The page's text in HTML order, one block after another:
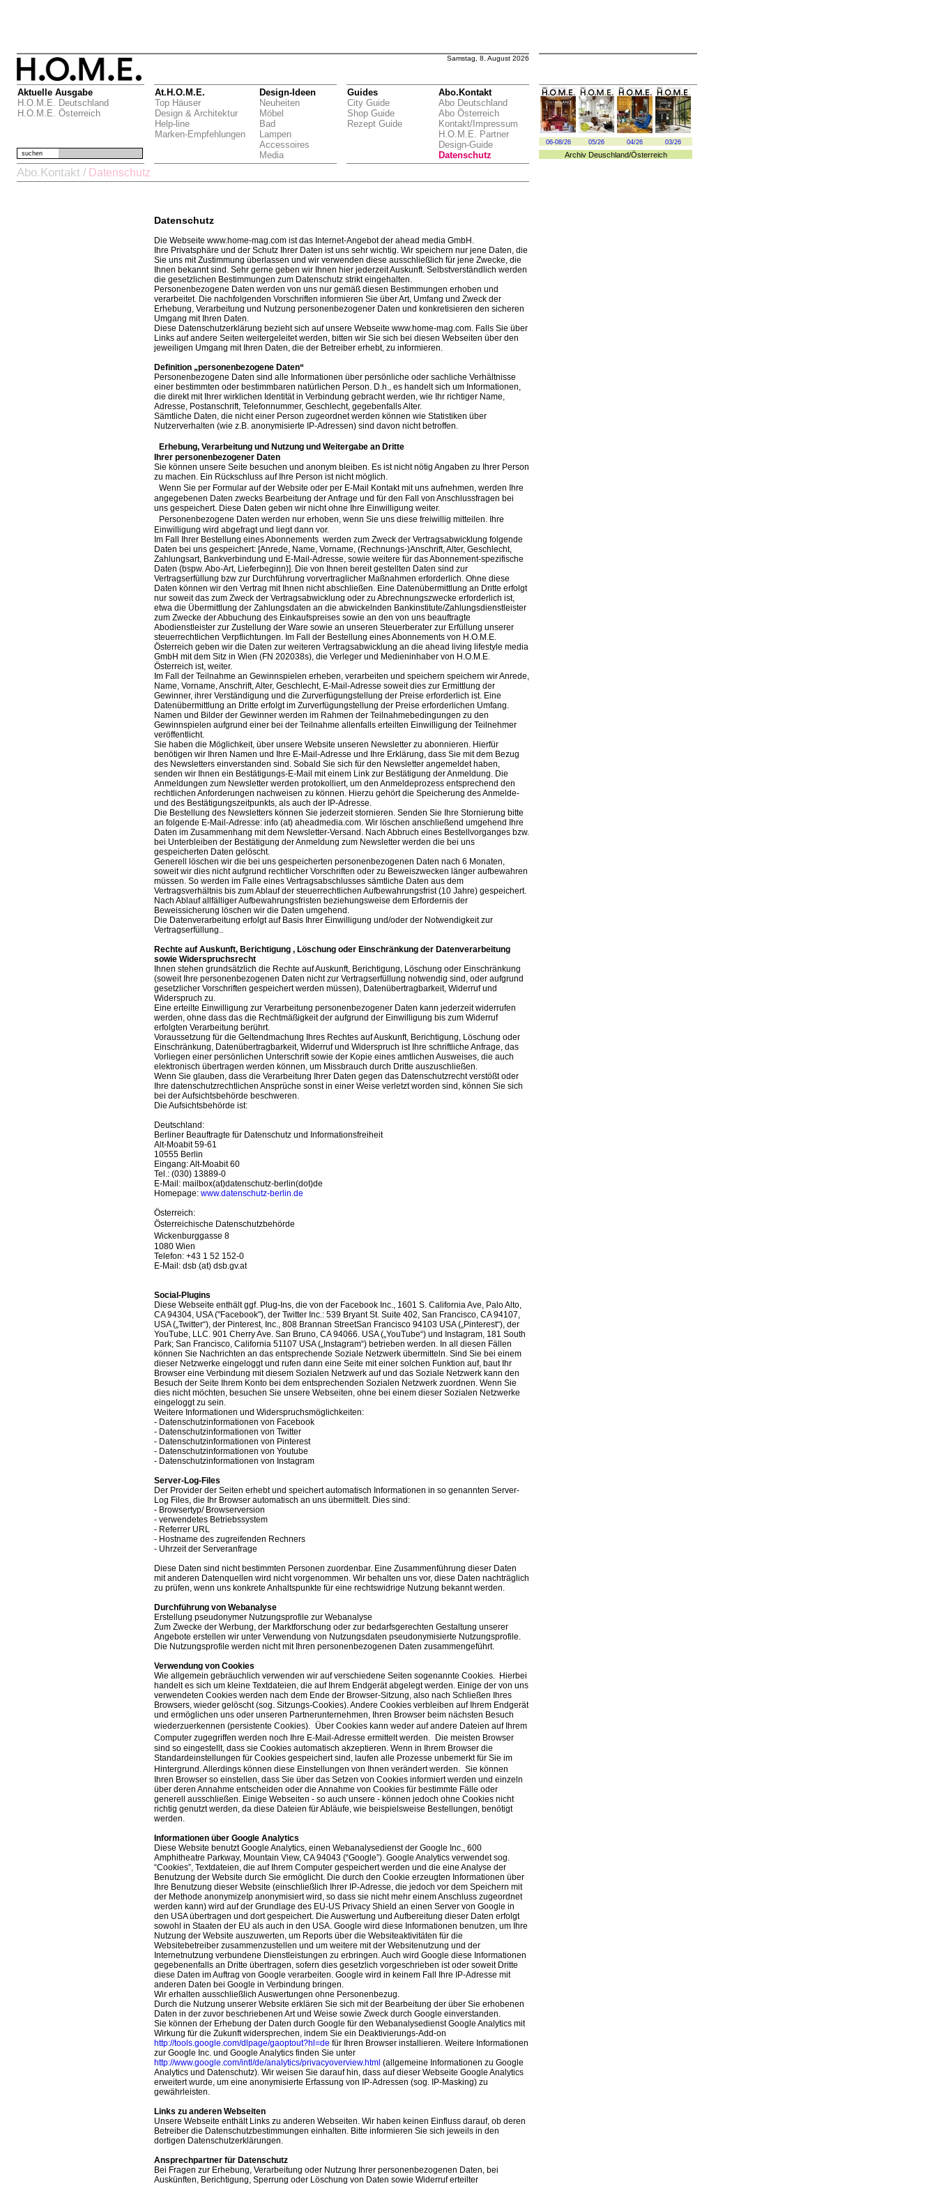
Samstag, 8. August 2026
Aktuelle Ausgabe
H.O.M.E. Deutschland
H.O.M.E. Österreich
At.H.O.M.E.
Top Häuser
Design & Architektur
Help-line
Marken-Empfehlungen
Design-Ideen
Neuheiten
Möbel
Bad
Lampen
Accessoires
Media
Guides
City Guide
Shop Guide
Rezept Guide
Abo.Kontakt
Abo Deutschland
Abo Österreich
Kontakt/Impressum
H.O.M.E. Partner
Design-Guide
Datenschutz
06-08/26 05/26 04/26 03/26
Archiv Deuschland/Österreich
suchen
Abo.Kontakt / Datenschutz
Datenschutz
Die Webseite www.home-mag.com ist das Internet-Angebot der ahead media GmbH.
Ihre Privatsphäre und der Schutz Ihrer Daten ist uns sehr wichtig. Wir speichern nur jene Daten, die
Sie uns mit Zustimmung überlassen und wir verwenden diese ausschließlich für jene Zwecke, die
Ihnen bekannt sind. Sehr gerne geben wir Ihnen hier jederzeit Auskunft. Selbstverständlich werden
die gesetzlichen Bestimmungen zum Datenschutz strikt eingehalten.
Personenbezogene Daten werden von uns nur gemäß diesen Bestimmungen erhoben und
verarbeitet. Die nachfolgenden Vorschriften informieren Sie über Art, Umfang und Zweck der
Erhebung, Verarbeitung und Nutzung personenbezogener Daten und konkretisieren den sicheren
Umgang mit Ihren Daten.
Diese Datenschutzerklärung bezieht sich auf unsere Webseite www.home-mag.com. Falls Sie über
Links auf andere Seiten weitergeleitet werden, bitten wir Sie sich bei diesen Webseiten über den
jeweiligen Umgang mit Ihren Daten, die der Betreiber erhebt, zu informieren.
Definition „personenbezogene Daten“
Personenbezogene Daten sind alle Informationen über persönliche oder sachliche Verhältnisse
einer bestimmten oder bestimmbaren natürlichen Person. D.h., es handelt sich um Informationen,
die direkt mit Ihrer wirklichen Identität in Verbindung gebracht werden, wie Ihr richtiger Name,
Adresse, Postanschrift, Telefonnummer, Geschlecht, gegebenfalls Alter.
Sämtliche Daten, die nicht einer Person zugeordnet werden können wie Statistiken über
Nutzerverhalten (wie z.B. anonymisierte IP-Adressen) sind davon nicht betroffen.
Erhebung, Verarbeitung und Nutzung und Weitergabe an Dritte
Ihrer personenbezogener Daten
Sie können unsere Seite besuchen und anonym bleiben. Es ist nicht nötig Angaben zu Ihrer Person
zu machen. Ein Rückschluss auf Ihre Person ist nicht möglich.
Wenn Sie per Formular auf der Website oder per E-Mail Kontakt mit uns aufnehmen, werden Ihre
angegebenen Daten zwecks Bearbeitung der Anfrage und für den Fall von Anschlussfragen bei
uns gespeichert. Diese Daten geben wir nicht ohne Ihre Einwilligung weiter.
Personenbezogene Daten werden nur erhoben, wenn Sie uns diese freiwillig mitteilen. Ihre
Einwilligung wird abgefragt und liegt dann vor.
Im Fall Ihrer Bestellung eines Abonnements werden zum Zweck der Vertragsabwicklung folgende
Daten bei uns gespeichert: [Anrede, Name, Vorname, (Rechnungs-)Anschrift, Alter, Geschlecht,
Zahlungsart, Bankverbindung und E-Mail-Adresse, sowie weitere für das Abonnement-spezifische
Daten (bspw. Abo-Art, Lieferbeginn)]. Die von Ihnen bereit gestellten Daten sind zur
Vertragserfüllung bzw zur Durchführung vorvertraglicher Maßnahmen erforderlich. Ohne diese
Daten können wir den Vertrag mit Ihnen nicht abschließen. Eine Datenübermittlung an Dritte erfolgt
nur soweit das zum Zweck der Vertragsabwicklung oder zu Abrechnungszwecke erforderlich ist,
etwa die Übermittlung der Zahlungsdaten an die abwickelnden Bankinstitute/Zahlungsdienstleister
zum Zwecke der Abbuchung des Einkaufspreises sowie an den von uns beauftragte
Abodienstleister zur Zustellung der Ware sowie an unseren Steuerberater zur Erfüllung unserer
steuerrechtlichen Verpflichtungen. Im Fall der Bestellung eines Abonnements von H.O.M.E.
Österreich geben wir die Daten zur weiteren Vertragsabwicklung an die ahead living lifestyle media
GmbH mit dem Sitz in Wien (FN 202038s), die Verleger und Medieninhaber von H.O.M.E.
Österreich ist, weiter.
Im Fall der Teilnahme an Gewinnspielen erheben, verarbeiten und speichern speichern wir Anrede,
Name, Vorname, Anschrift, Alter, Geschlecht, E-Mail-Adresse soweit dies zur Ermittlung der
Gewinner, ihrer Verständigung und die Zurverfügungstellung der Preise erforderlich ist. Eine
Datenübermittlung an Dritte erfolgt im Zurverfügungstellung der Preise erforderlichen Umfang.
Namen und Bilder der Gewinner werden im Rahmen der Teilnahmebedingungen zu den
Gewinnspielen aufgrund einer bei der Teilnahme allenfalls erteilten Einwilligung der Teilnehmer
veröffentlicht.
Sie haben die Möglichkeit, über unsere Website unseren Newsletter zu abonnieren. Hierfür
benötigen wir Ihren Namen und Ihre E-Mail-Adresse und Ihre Erklärung, dass Sie mit dem Bezug
des Newsletters einverstanden sind. Sobald Sie sich für den Newsletter angemeldet haben,
senden wir Ihnen ein Bestätigungs-E-Mail mit einem Link zur Bestätigung der Anmeldung. Die
Anmeldungen zum Newsletter werden protokolliert, um den Anmeldeprozess entsprechend den
rechtlichen Anforderungen nachweisen zu können. Hierzu gehört die Speicherung des Anmelde-
und des Bestätigungszeitpunkts, als auch der IP-Adresse.
Die Bestellung des Newsletters können Sie jederzeit stornieren. Senden Sie Ihre Stornierung bitte
an folgende E-Mail-Adresse: info (at) aheadmedia.com. Wir löschen anschließend umgehend Ihre
Daten im Zusammenhang mit dem Newsletter-Versand. Nach Abbruch eines Bestellvorganges bzw.
bei Unterbleiben der Bestätigung der Anmeldung zum Newsletter werden die bei uns
gespeicherten Daten gelöscht.
Generell löschen wir die bei uns gespeicherten personenbezogenen Daten nach 6 Monaten,
soweit wir dies nicht aufgrund rechtlicher Vorschriften oder zu Beweiszwecken länger aufbewahren
müssen. So werden im Falle eines Vertragsabschlusses sämtliche Daten aus dem
Vertragsverhältnis bis zum Ablauf der steuerrechtlichen Aufbewahrungsfrist (10 Jahre) gespeichert.
Nach Ablauf allfälliger Aufbewahrungsfristen beziehungsweise dem Erfordernis der
Beweissicherung löschen wir die Daten umgehend.
Die Datenverarbeitung erfolgt auf Basis Ihrer Einwilligung und/oder der Notwendigkeit zur
Vertragserfüllung..
Rechte auf Auskunft, Berichtigung , Löschung oder Einschränkung der Datenverarbeitung
sowie Widerspruchsrecht
Ihnen stehen grundsätzlich die Rechte auf Auskunft, Berichtigung, Löschung oder Einschränkung
(soweit Ihre personenbezogenen Daten nicht zur Vertragserfüllung notwendig sind, oder aufgrund
gesetzlicher Vorschriften gespeichert werden müssen), Datenübertragbarkeit, Widerruf und
Widerspruch zu.
Eine erteilte Einwilligung zur Verarbeitung personenbezogener Daten kann jederzeit widerrufen
werden, ohne dass das die Rechtmäßigkeit der aufgrund der Einwilligung bis zum Widerruf
erfolgten Verarbeitung berührt.
Voraussetzung für die Geltendmachung Ihres Rechtes auf Auskunft, Berichtigung, Löschung oder
Einschränkung, Datenübertragbarkeit, Widerruf und Widerspruch ist Ihre schriftliche Anfrage, das
Vorliegen einer persönlichen Unterschrift sowie der Kopie eines amtlichen Ausweises, die auch
elektronisch übertragen werden können, um Missbrauch durch Dritte auszuschließen.
Wenn Sie glauben, dass die Verarbeitung Ihrer Daten gegen das Datenschutzrecht verstößt oder
Ihre datenschutzrechtlichen Ansprüche sonst in einer Weise verletzt worden sind, können Sie sich
bei der Aufsichtsbehörde beschweren.
Die Aufsichtsbehörde ist:
Deutschland:
Berliner Beauftragte für Datenschutz und Informationsfreiheit
Alt-Moabit 59-61
10555 Berlin
Eingang: Alt-Moabit 60
Tel.: (030) 13889-0
E-Mail: mailbox(at)datenschutz-berlin(dot)de
Homepage: www.datenschutz-berlin.de
Österreich:
Österreichische Datenschutzbehörde
Wickenburggasse 8
1080 Wien
Telefon: +43 1 52 152-0
E-Mail: dsb (at) dsb.gv.at
Social-Plugins
Diese Webseite enthält ggf. Plug-Ins, die von der Facebook Inc., 1601 S. California Ave, Palo Alto,
CA 94304, USA ("Facebook"), der Twitter Inc.: 539 Bryant St. Suite 402, San Francisco, CA 94107,
USA („Twitter“), der Pinterest, Inc., 808 Brannan StreetSan Francisco 94103 USA („Pinterest“), der
YouTube, LLC. 901 Cherry Ave. San Bruno, CA 94066. USA („YouTube“) und Instagram, 181 South
Park; San Francisco, California 51107 USA („Instagram“) betrieben werden. In all diesen Fällen
können Sie Nachrichten an das entsprechende Soziale Netzwerk übermitteln. Sind Sie bei einem
dieser Netzwerke eingeloggt und rufen dann eine Seite mit einer solchen Funktion auf, baut Ihr
Browser eine Verbindung mit diesem Sozialen Netzwerk auf und das Soziale Netzwerk kann den
Besuch der Seite Ihrem Konto bei dem entsprechenden Sozialen Netzwerk zuordnen. Wenn Sie
dies nicht möchten, besuchen Sie unsere Webseiten, ohne bei einem dieser Sozialen Netzwerke
eingeloggt zu sein.
Weitere Informationen und Widerspruchsmöglichkeiten:
- Datenschutzinformationen von Facebook
- Datenschutzinformationen von Twitter
- Datenschutzinformationen von Pinterest
- Datenschutzinformationen von Youtube
- Datenschutzinformationen von Instagram
Server-Log-Files
Der Provider der Seiten erhebt und speichert automatisch Informationen in so genannten Server-
Log Files, die Ihr Browser automatisch an uns übermittelt. Dies sind:
- Browsertyp/ Browserversion
- verwendetes Betriebssystem
- Referrer URL
- Hostname des zugreifenden Rechners
- Uhrzeit der Serveranfrage
Diese Daten sind nicht bestimmten Personen zuordenbar. Eine Zusammenführung dieser Daten
mit anderen Datenquellen wird nicht vorgenommen. Wir behalten uns vor, diese Daten nachträglich
zu prüfen, wenn uns konkrete Anhaltspunkte für eine rechtswidrige Nutzung bekannt werden.
Durchführung von Webanalyse
Erstellung pseudonymer Nutzungsprofile zur Webanalyse
Zum Zwecke der Werbung, der Marktforschung oder zur bedarfsgerechten Gestaltung unserer
Angebote erstellen wir unter Verwendung von Nutzungsdaten pseudonymisierte Nutzungsprofile.
Die Nutzungsprofile werden nicht mit Ihren personenbezogenen Daten zusammengeführt.
Verwendung von Cookies
Wie allgemein gebräuchlich verwenden wir auf verschiedene Seiten sogenannte Cookies. Hierbei
handelt es sich um kleine Textdateien, die auf Ihrem Endgerät abgelegt werden. Einige der von uns
verwendeten Cookies werden nach dem Ende der Browser-Sitzung, also nach Schließen Ihres
Browsers, wieder gelöscht (sog. Sitzungs-Cookies). Andere Cookies verbleiben auf Ihrem Endgerät
und ermöglichen uns oder unseren Partnerunternehmen, Ihren Browser beim nächsten Besuch
wiederzuerkennen (persistente Cookies). Über Cookies kann weder auf andere Dateien auf Ihrem
Computer zugegriffen werden noch Ihre E-Mail-Adresse ermittelt werden. Die meisten Browser
sind so eingestellt, dass sie Cookies automatisch akzeptieren. Wenn in Ihrem Browser die
Standardeinstellungen für Cookies gespeichert sind, laufen alle Prozesse unbemerkt für Sie im
Hintergrund. Allerdings können diese Einstellungen von Ihnen verändert werden. Sie können
Ihren Browser so einstellen, dass Sie über das Setzen von Cookies informiert werden und einzeln
über deren Annahme entscheiden oder die Annahme von Cookies für bestimmte Fälle oder
generell ausschließen. Einige Webseiten - so auch unsere - können jedoch ohne Cookies nicht
richtig genutzt werden, da diese Dateien für Abläufe, wie beispielsweise Bestellungen, benötigt
werden.
Informationen über Google Analytics
Diese Website benutzt Google Analytics, einen Webanalysedienst der Google Inc., 600
Amphitheatre Parkway, Mountain View, CA 94043 (“Google”). Google Analytics verwendet sog.
“Cookies”, Textdateien, die auf Ihrem Computer gespeichert werden und die eine Analyse der
Benutzung der Website durch Sie ermöglicht. Die durch den Cookie erzeugten Informationen über
Ihre Benutzung dieser Website (einschließlich Ihrer IP-Adresse, die jedoch vor dem Speichern mit
der Methode anonymizeIp anonymisiert wird, so dass sie nicht mehr einem Anschluss zugeordnet
werden kann) wird auf der Grundlage des EU-US Privacy Shield an einen Server von Google in
den USA übertragen und dort gespeichert. Die Auswertung und Aufbereitung dieser Daten erfolgt
sowohl in Staaten der EU als auch in den USA. Google wird diese Informationen benutzen, um Ihre
Nutzung der Website auszuwerten, um Reports über die Websiteaktivitäten für die
Websitebetreiber zusammenzustellen und um weitere mit der Websitenutzung und der
Internetnutzung verbundene Dienstleistungen zu erbringen. Auch wird Google diese Informationen
gegebenenfalls an Dritte übertragen, sofern dies gesetzlich vorgeschrieben ist oder soweit Dritte
diese Daten im Auftrag von Google verarbeiten. Google wird in keinem Fall Ihre IP-Adresse mit
anderen Daten bei Google in Verbindung bringen.
Wir erhalten ausschließlich Auswertungen ohne Personenbezug.
Durch die Nutzung unserer Website erklären Sie sich mit der Bearbeitung der über Sie erhobenen
Daten in der zuvor beschriebenen Art und Weise sowie Zweck durch Google einverstanden.
Sie können der Erhebung der Daten durch Google für den Webanalysedienst Google Analytics mit
Wirkung für die Zukunft widersprechen, indem Sie ein Deaktivierungs-Add-on
http://tools.google.com/dlpage/gaoptout?hl=de für Ihren Browser installieren. Weitere Informationen
zur Google Inc. und Google Analytics finden Sie unter
http://www.google.com/intl/de/analytics/privacyoverview.html (allgemeine Informationen zu Google
Analytics und Datenschutz). Wir weisen Sie darauf hin, dass auf dieser Webseite Google Analytics
erweitert wurde, um eine anonymisierte Erfassung von IP-Adressen (sog. IP-Masking) zu
gewährleisten.
Links zu anderen Webseiten
Unsere Webseite enthält Links zu anderen Webseiten. Wir haben keinen Einfluss darauf, ob deren
Betreiber die Datenschutzbestimmungen einhalten. Bitte informieren Sie sich jeweils in den
dortigen Datenschutzerklärungen.
Ansprechpartner für Datenschutz
Bei Fragen zur Erhebung, Verarbeitung oder Nutzung Ihrer personenbezogenen Daten, bei
Auskünften, Berichtigung, Sperrung oder Löschung von Daten sowie Widerruf erteilter